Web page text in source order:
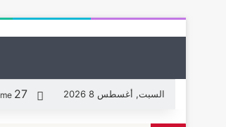
السبت, أغسطس 8 2026 27